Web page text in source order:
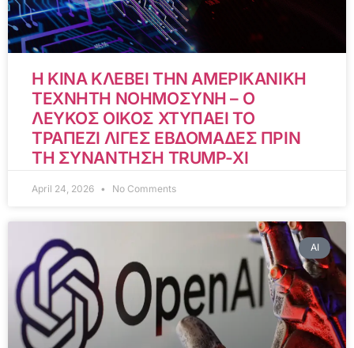
Η ΚΙΝΑ ΚΛΕΒΕΙ ΤΗΝ ΑΜΕΡΙΚΑΝΙΚΗ
ΤΕΧΝΗΤΗ ΝΟΗΜΟΣΥΝΗ – Ο
ΛΕΥΚΟΣ ΟΙΚΟΣ ΧΤΥΠΑΕΙ ΤΟ
ΤΡΑΠΕΖΙ ΛΙΓΕΣ ΕΒΔΟΜΑΔΕΣ ΠΡΙΝ
ΤΗ ΣΥΝΑΝΤΗΣΗ TRUMP-XI
April 24, 2026 No Comments
AI